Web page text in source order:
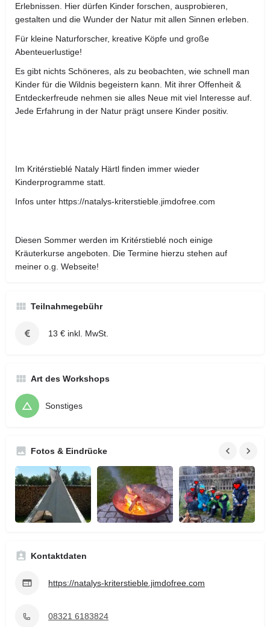
Erlebnissen. Hier dürfen Kinder forschen, ausprobieren,
gestalten und die Wunder der Natur mit allen Sinnen erleben.
Für kleine Naturforscher, kreative Köpfe und große
Abenteuerlustige!
Es gibt nichts Schöneres, als zu beobachten, wie schnell man
Kinder für die Wildnis begeistern kann. Mit ihrer Offenheit &
Entdeckerfreude nehmen sie alles Neue mit viel Interesse auf.
Jede Erfahrung in der Natur prägt unsere Kinder positiv.
Im Kritérstieblé Nataly Härtl finden immer wieder
Kinderprogramme statt.
Infos unter https://natalys-kriterstieble.jimdofree.com
Diesen Sommer werden im Kritérstieblé noch einige
Kräuterkurse angeboten. Die Termine hierzu stehen auf
meiner o.g. Webseite!
Teilnahmegebühr
13 € inkl. MwSt.
Art des Workshops
Sonstiges
Fotos & Eindrücke
Kontaktdaten
https://natalys-kriterstieble.jimdofree.com
08321 6183824